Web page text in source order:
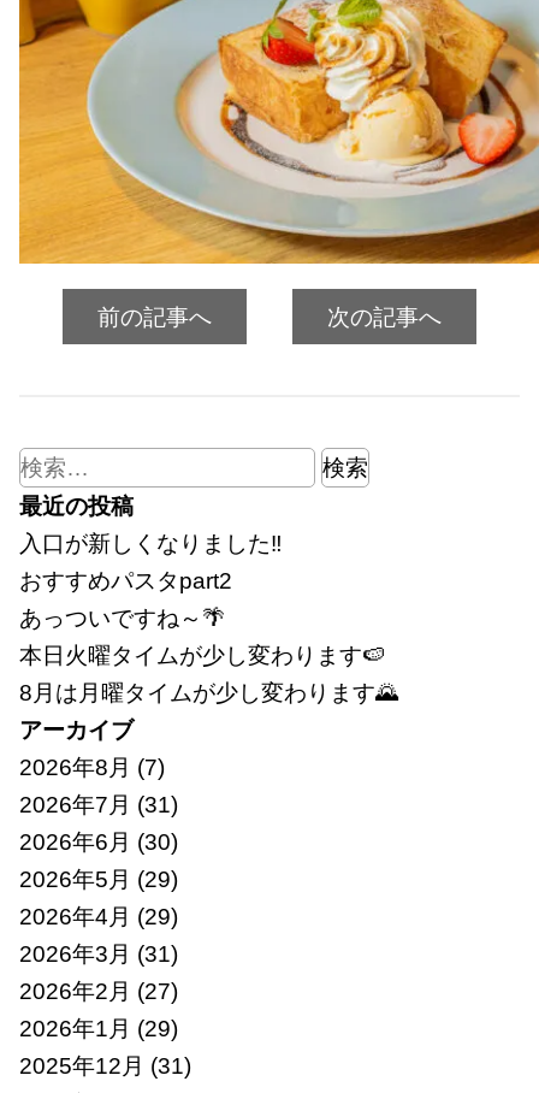
前の記事へ 次の記事へ
検
索:
最近の投稿
入口が新しくなりました‼
おすすめパスタpart2
あっついですね～🌴
本日火曜タイムが少し変わります🍉
8月は月曜タイムが少し変わります🌄
アーカイブ
2026年8月 (7)
2026年7月 (31)
2026年6月 (30)
2026年5月 (29)
2026年4月 (29)
2026年3月 (31)
2026年2月 (27)
2026年1月 (29)
2025年12月 (31)